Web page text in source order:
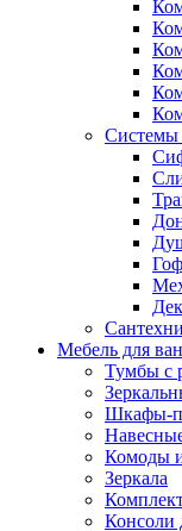
Системы
Мебель для
Тумбы с
Шкафы-
Комоды
Зеркала
Консоли